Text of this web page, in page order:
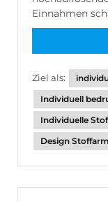
Einnahmen
Ziel als:
Individuell
Individuelle
Design